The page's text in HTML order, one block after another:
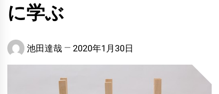
に学ぶ
池田達哉 2020年1月30日